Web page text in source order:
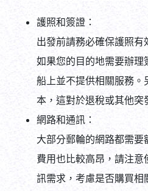
護照和簽證：
出發前請務必確保護照有
如果您的目的地需要辦理
船上並不提供相關服務。
本，這對於退稅或其他突
網路和通訊：
大部分郵輪的網路都需要
費用也比較高昂，請注
訊需求，考慮是否購買相
暈船問題：